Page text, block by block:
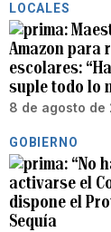
LOCALES
Amazon para
escolares:
suple todo lo
8 de agosto de
GOBIERNO
“No
activarse el
dispone el
Sequía